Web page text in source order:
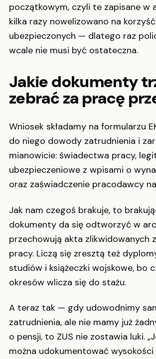
początkowym, czyli te zapisane w
kilka razy nowelizowano na korzyść
ubezpieczonych — dlatego raz
wcale nie musi być ostateczna.
Jakie dokumenty
zebrać za pracę
Wniosek składamy na formularzu
do niego dowody zatrudnienia i
mianowicie: świadectwa pracy,
ubezpieczeniowe z wpisami o
oraz zaświadczenie pracodawcy
Jak nam czegoś brakuje, to
dokumenty da się odtworzyć w
przechowują akta zlikwidowanych
pracy. Liczą się zresztą też
studiów i książeczki wojskowe, bo
okresów wlicza się do stażu.
A teraz tak — gdy udowodnimy
zatrudnienia, ale nie mamy już
o pensji, to ZUS nie zostawia luki.
można udokumentować wysokości